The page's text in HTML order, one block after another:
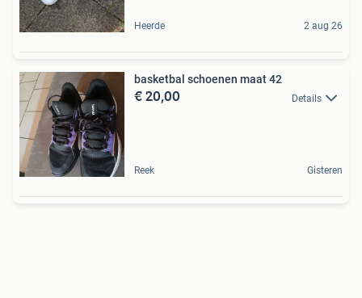
Heerde 2 aug 26
basketbal schoenen maat 42
€ 20,00 Details
Reek Gisteren